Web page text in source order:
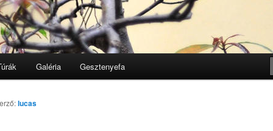
Galéria Gesztenyefa
lucas